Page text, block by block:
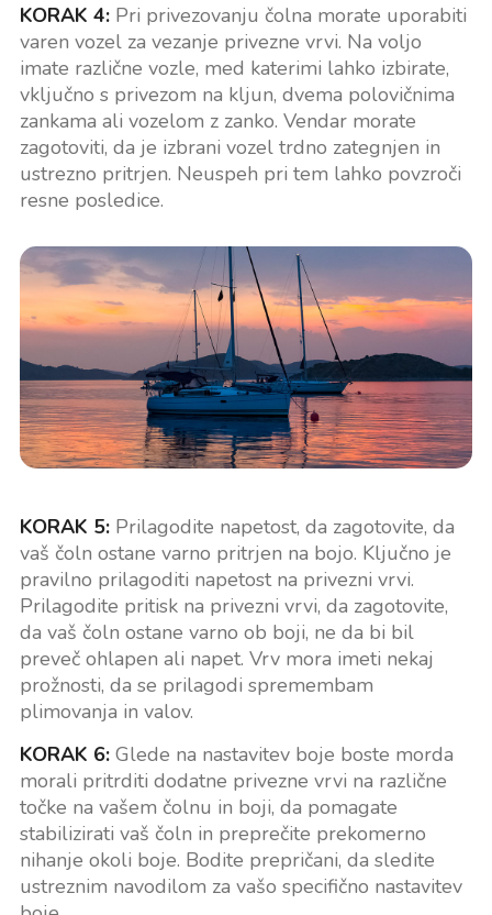
KORAK 4:Pri privezovanju čolna morate uporabiti
varen vozel za vezanje privezne vrvi. Na voljo
imate različne vozle, med katerimi lahko izbirate,
vključno s privezom na kljun, dvema polovičnima
zankama ali vozelom z zanko. Vendar morate
zagotoviti, da je izbrani vozel trdno zategnjen in
ustrezno pritrjen. Neuspeh pri tem lahko povzroči
resne posledice.
KORAK 5:Prilagodite napetost, da zagotovite, da
vaš čoln ostane varno pritrjen na bojo. Ključno je
pravilno prilagoditi napetost na privezni vrvi.
Prilagodite pritisk na privezni vrvi, da zagotovite,
da vaš čoln ostane varno ob boji, ne da bi bil
preveč ohlapen ali napet. Vrv mora imeti nekaj
prožnosti, da se prilagodi spremembam
plimovanja in valov.
KORAK 6:Glede na nastavitev boje boste morda
morali pritrditi dodatne privezne vrvi na različne
točke na vašem čolnu in boji, da pomagate
stabilizirati vaš čoln in preprečite prekomerno
nihanje okoli boje. Bodite prepričani, da sledite
ustreznim navodilom za vašo specifično nastavitev